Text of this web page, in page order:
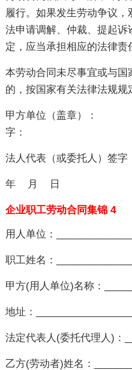
履行。如果发生劳动争议
法申请调解、仲裁、提起
定，应当承担相应的法律责
本劳动合同未尽事宜或与
的，按国家有关法律法规规
甲方单位（盖章）
字：
法人代表（或委托
年 月 日
企业职工劳动合同集锦 4
用人单位：
职工姓名：
甲方(用人单位)名称：
地址：
法定代表人(委托代理人)：
乙方(劳动者)姓名：